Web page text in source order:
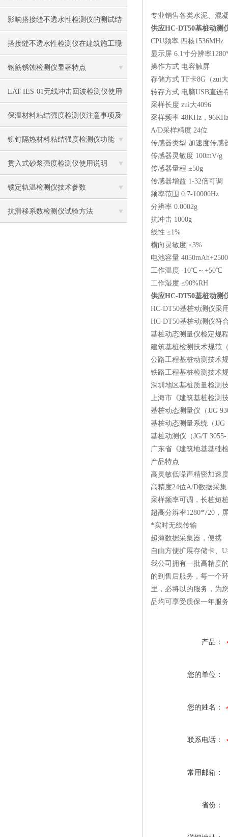
影响搭接缝不透水性检测仪的测试结
果的因素有哪些？
搭接缝不透水性检测仪在建筑施工现
场中的应用
钢筋锈蚀检测仪显著特点
LAT-IES-01无线冲击回波检测仪使用
操作方法
保温材料粘结强度检测仪注意事项及
保养
铆钉隔热材料粘结强度检测仪功能
贯入式砂浆强度检测仪使用说明
锁定轨温检测仪技术参数
抗滑移系数检测仪试验方法
专业销售各类水泥、混
供应HC-DT50基桩动测
CPU频率 四核1536MHz
显示屏 6.1寸分辨率
操作方式 电容触屏
存储方式 TF卡8G（zui
转存方式 电脑USB直连
采样长度 zui大4096
采样频率 48KHz，
A/D采样精度 24位
传感器类型 加速度传感
传感器灵敏度 100mV/g
传感器量程 ±50g
传感器增益 1-32倍可调
频率范围 0.7-10000Hz
分辨率 0.0002g
抗冲击 1000g
线性 ≤1%
横向灵敏度 ≤3%
电池容量
工作温度 -10℃～+50℃
工作湿度 ≤90%RH
供应HC-DT50基桩动测
HC-DT50基桩动测仪采
HC-DT50基桩动测仪符
基桩动态测量仪检定规
建筑基桩检测技术规范
公路工程基桩动测技术
铁路工程基桩检测技术
深圳地区基桩质量检测
上海市《建筑基桩检测
基桩动态测量仪（JJG
基桩动态测量系统（JJG
基桩动测仪（JG/T 3055-
广东省《建筑地基基础
产品特点
高灵敏低噪声精密加速
高精度24位A/D数据采集
采样频率可调，长桩短
超高分辨率1280*720，
*实时无线传输
超薄数据采集器，便携
自由方便扩展存储卡、
我公司拥有一批高精度
的到售后服务，每一个
里，必将以的服务，为
品均可享受质保一年服
产品：
您的单位：
您的姓名：
联系电话：
常用邮箱：
省份：